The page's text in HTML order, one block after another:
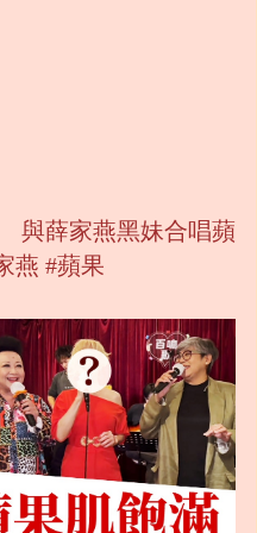
與薛家燕黑妹合唱蘋
燕 #蘋果